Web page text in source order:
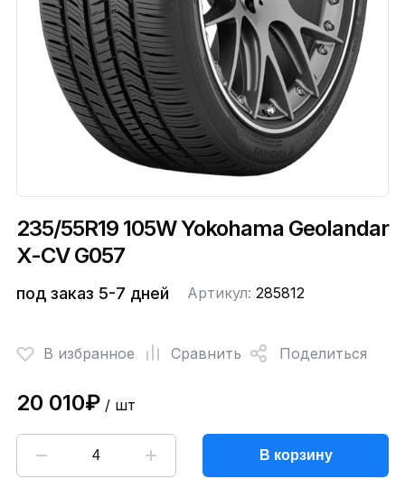
235/55R19 105W Yokohama Geolandar
X-CV G057
под заказ 5-7 дней Артикул: 285812
В избранное Сравнить Поделиться
20 010₽/ шт
В корзину